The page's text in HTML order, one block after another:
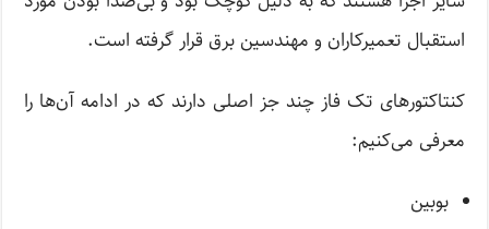
استقبال تعمیرکاران و مهندسین برق قرار گرفته است.
کنتاکتور‌های تک فاز چند جز اصلی دارند که در ادامه آن‌ها را
معرفی می‌کنیم:
بوبین